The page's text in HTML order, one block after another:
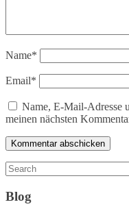
Name*
Email*
Name, E-Mail-Adresse
meinen nächsten
Blog